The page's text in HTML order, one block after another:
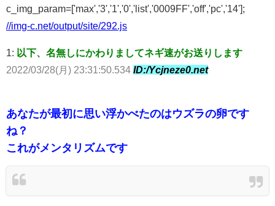
c_img_param=['max','3','1','0','list','0009FF','off','pc','14'];
//img-c.net/output/site/292.js
1: 以下、名無しにかわりましてネギ速がお送りします
2022/03/28(月) 23:31:50.534 ID:/Ycjneze0.net
あなたが最初に思い浮かべたのはウズラの卵です
ね？
これがメンタリズムです